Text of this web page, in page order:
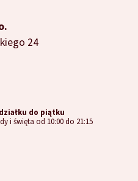
24
do piątku
i święta od 10:00 do 21:15